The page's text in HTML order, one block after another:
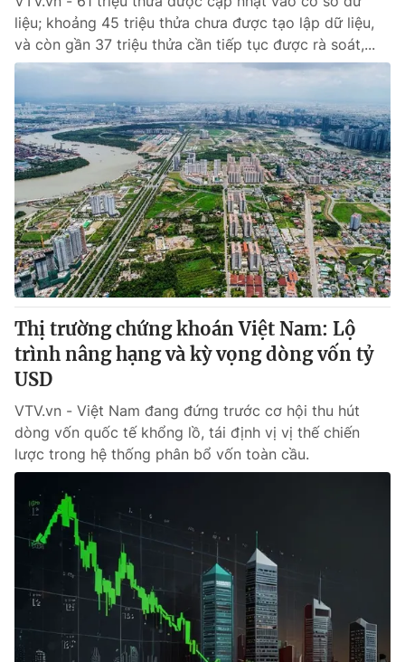
liệu; khoảng 45 triệu thửa chưa được tạo lập dữ liệu,
và còn gần 37 triệu thửa cần tiếp tục được rà soát,...
Thị trường chứng khoán Việt Nam: Lộ
trình nâng hạng và kỳ vọng dòng vốn tỷ
USD
VTV.vn - Việt Nam đang đứng trước cơ hội thu hút
dòng vốn quốc tế khổng lồ, tái định vị vị thế chiến
lược trong hệ thống phân bổ vốn toàn cầu.